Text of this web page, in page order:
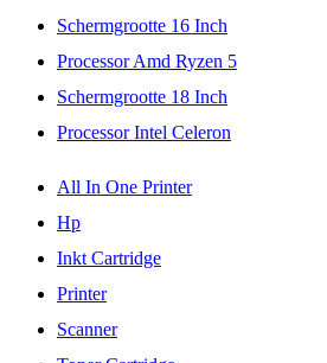
Schermgrootte 16 Inch
Processor Amd Ryzen 5
Schermgrootte 18 Inch
Processor Intel Celeron
All In One Printer
Hp
Inkt Cartridge
Printer
Scanner